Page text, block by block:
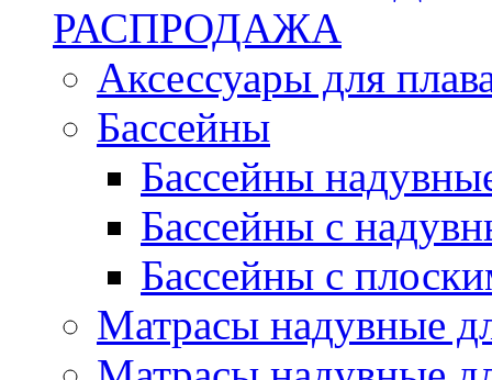
РАСПРОДАЖА
Аксессуары для
Бассейны
Бассейны
Бассейны с
Бассейны с
Матрасы надувные